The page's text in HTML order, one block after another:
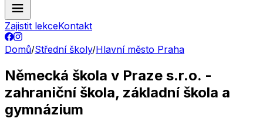
Zajistit lekceKontakt
Domů/Střední školy/Hlavní město Praha
Německá škola v Praze s.r.o. -
zahraniční škola, základní škola a
gymnázium